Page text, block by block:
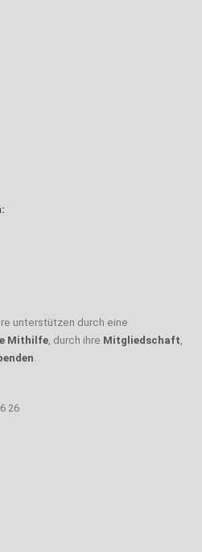
unterstützen durch eine
Mithilfe, durch ihre Mitgliedschaft,
.
26